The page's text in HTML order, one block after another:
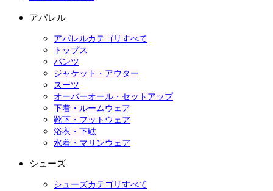
アパレル
アパレルカテゴリすべて
トップス
パンツ
ジャケット・アウター
スーツ
オーバーオール・セットアップ
下着・ルームウェア
靴下・フットウェア
浴衣・下駄
水着・マリンウェア
シューズ
シューズカテゴリすべて